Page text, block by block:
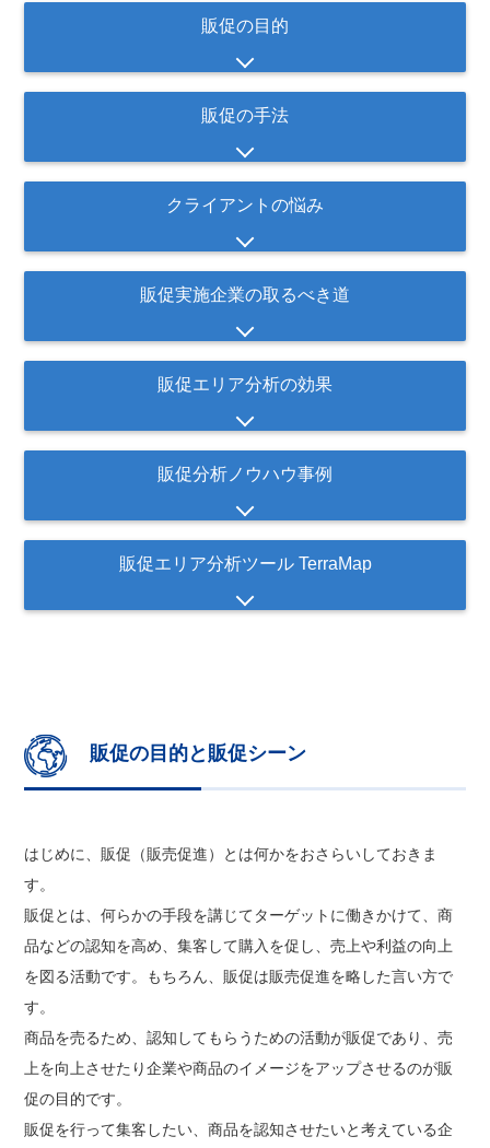
販促の目的
販促の手法
クライアントの悩み
販促実施企業の取るべき道
販促エリア分析の効果
販促分析ノウハウ事例
販促エリア分析ツール TerraMap
販促の目的と販促シーン
はじめに、販促（販売促進）とは何かをおさらいしておきま
す。
販促とは、何らかの手段を講じてターゲットに働きかけて、商
品などの認知を高め、集客して購入を促し、売上や利益の向上
を図る活動です。もちろん、販促は販売促進を略した言い方で
す。
商品を売るため、認知してもらうための活動が販促であり、売
上を向上させたり企業や商品のイメージをアップさせるのが販
促の目的です。
販促を行って集客したい、商品を認知させたいと考えている企